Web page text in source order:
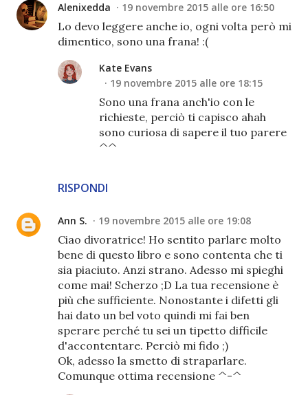
Alenixedda 19 novembre 2015 alle ore 16:50
Lo devo leggere anche io, ogni volta però mi
dimentico, sono una frana! :(
RISPONDI
Kate Evans
19 novembre 2015 alle ore 18:15
Sono una frana anch'io con le
richieste, perciò ti capisco ahah
sono curiosa di sapere il tuo parere
^^
Ann S. 19 novembre 2015 alle ore 19:08
Ciao divoratrice! Ho sentito parlare molto
bene di questo libro e sono contenta che ti
sia piaciuto. Anzi strano. Adesso mi spieghi
come mai! Scherzo ;D La tua recensione è
più che sufficiente. Nonostante i difetti gli
hai dato un bel voto quindi mi fai ben
sperare perché tu sei un tipetto difficile
d'accontentare. Perciò mi fido ;)
Ok, adesso la smetto di straparlare.
Comunque ottima recensione ^-^